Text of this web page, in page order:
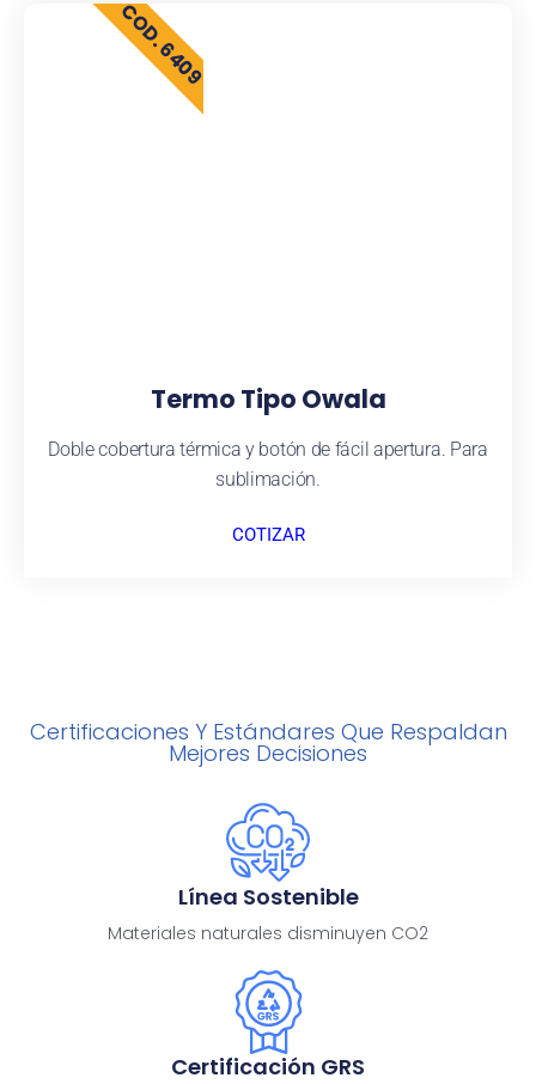
Termo Tipo Owala
Doble cobertura térmica y botón de fácil apertura. Para
sublimación.
COTIZAR
COD. 6409
Certificaciones Y Estándares Que Respaldan
Mejores Decisiones
Línea Sostenible
Materiales naturales disminuyen CO2
Certificación GRS